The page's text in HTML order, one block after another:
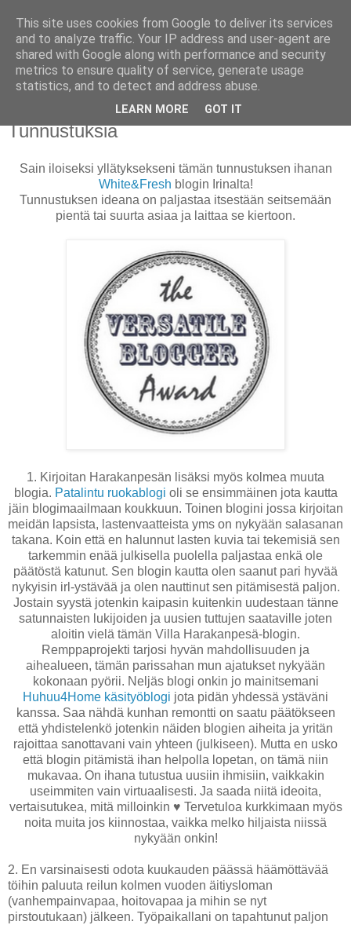
PUISTOLASSA
BLOG BY PETRA L.
torstai 2. elokuuta 2012
Tunnustuksia
Sain iloiseksi yllätyksekseni tämän tunnustuksen ihanan
White&Fresh blogin Irinalta!
Tunnustuksen ideana on paljastaa itsestään seitsemään
pientä tai suurta asiaa ja laittaa se kiertoon.
1. Kirjoitan Harakanpesän lisäksi myös kolmea muuta
blogia. Patalintu ruokablogi oli se ensimmäinen jota kautta
jäin blogimaailmaan koukkuun. Toinen blogini jossa kirjoitan
meidän lapsista, lastenvaatteista yms on nykyään salasanan
takana. Koin että en halunnut lasten kuvia tai tekemisiä sen
tarkemmin enää julkisella puolella paljastaa enkä ole
päätöstä katunut. Sen blogin kautta olen saanut pari hyvää
nykyisin irl-ystävää ja olen nauttinut sen pitämisestä paljon.
Jostain syystä jotenkin kaipasin kuitenkin uudestaan tänne
satunnaisten lukijoiden ja uusien tuttujen saataville joten
aloitin vielä tämän Villa Harakanpesä-blogin.
Remppaprojekti tarjosi hyvän mahdollisuuden ja
aihealueen, tämän parissahan mun ajatukset nykyään
kokonaan pyörii. Neljäs blogi onkin jo mainitsemani
Huhuu4Home käsityöblogi jota pidän yhdessä ystäväni
kanssa. Saa nähdä kunhan remontti on saatu päätökseen
että yhdistelenkö jotenkin näiden blogien aiheita ja yritän
rajoittaa sanottavani vain yhteen (julkiseen). Mutta en usko
että blogin pitämistä ihan helpolla lopetan, on tämä niin
mukavaa. On ihana tutustua uusiin ihmisiin, vaikkakin
useimmiten vain virtuaalisesti. Ja saada niitä ideoita,
vertaisutukea, mitä milloinkin ♥ Tervetuloa kurkkimaan myös
noita muita jos kiinnostaa, vaikka melko hiljaista niissä
nykyään onkin!
2. En varsinaisesti odota kuukauden päässä häämöttävää
töihin paluuta reilun kolmen vuoden äitiysloman
(vanhempainvapaa, hoitovapaa ja mihin se nyt
pirstoutukaan) jälkeen. Työpaikallani on tapahtunut paljon
This site uses cookies from Google to deliver its services
and to analyze traffic. Your IP address and user-agent are
shared with Google along with performance and security
metrics to ensure quality of service, generate usage
statistics, and to detect and address abuse.
LEARN MORE GOT IT